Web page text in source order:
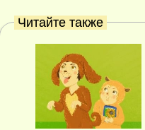
Читайте также